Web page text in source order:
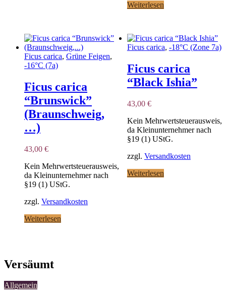
Weiterlesen
Ficus carica, Grüne Feigen,
-16°C (7a)
Ficus carica
“Brunswick”
(Braunschweig,
…)
43,00 €
Kein Mehrwertsteuerausweis,
da Kleinunternehmer nach
§19 (1) UStG.
zzgl. Versandkosten
Weiterlesen
Ficus carica, -18°C (Zone 7a)
Ficus carica
“Black Ishia”
43,00 €
Kein Mehrwertsteuerausweis,
da Kleinunternehmer nach
§19 (1) UStG.
zzgl. Versandkosten
Weiterlesen
Versäumt
Allgemein